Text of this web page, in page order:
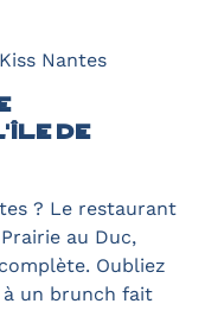
Nantes
de
? Le restaurant
au Duc,
Oubliez
à un brunch fait